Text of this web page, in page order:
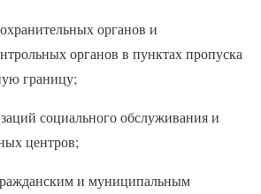
органов и
органов в пунктах пропуска
границу;
социального обслуживания и
центров;
и муниципальным